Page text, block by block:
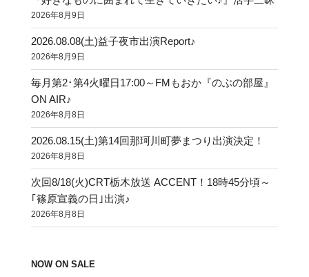
2026年8月9日
2026.08.08(土)益子夜市出演Report♪
2026年8月9日
毎月第2･第4火曜日17:00～FMもおか『のぶの部屋』
ON AIR♪
2026年8月8日
2026.08.15(土)第14回那珂川町夢まつり出演決定！
2026年8月8日
次回8/18(火)CRT栃木放送 ACCENT！18時45分頃～
｢篠原宣義の日｣出演♪
2026年8月8日
NOW ON SALE